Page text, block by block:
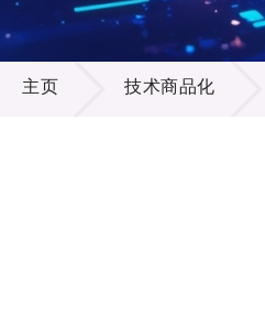
技术商品化
主页 技术商品化